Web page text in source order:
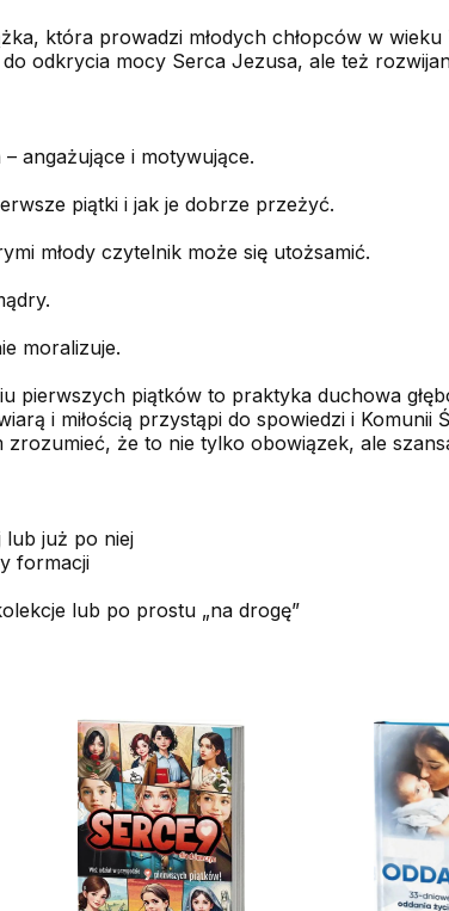
która prowadzi młodych chłopców w
odkrycia mocy Serca Jezusa, ale też
angażujące i motywujące.
piątki i jak je dobrze przeżyć.
młody czytelnik może się utożsamić.
moralizuje.
pierwszych piątków to praktyka duchowa
i miłością przystąpi do spowiedzi i
że to nie tylko obowiązek, ale
lub już po niej
formacji
lub po prostu „na drogę”